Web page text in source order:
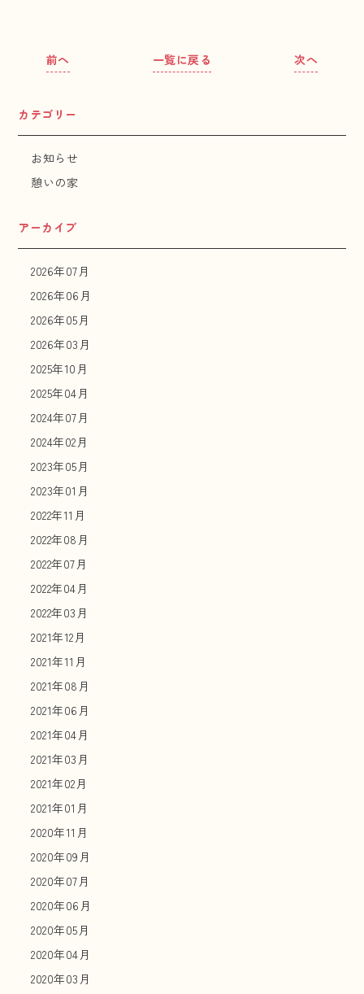
前へ 一覧に戻る 次へ
カテゴリー
お知らせ
憩いの家
アーカイブ
2026年07月
2026年06月
2026年05月
2026年03月
2025年10月
2025年04月
2024年07月
2024年02月
2023年05月
2023年01月
2022年11月
2022年08月
2022年07月
2022年04月
2022年03月
2021年12月
2021年11月
2021年08月
2021年06月
2021年04月
2021年03月
2021年02月
2021年01月
2020年11月
2020年09月
2020年07月
2020年06月
2020年05月
2020年04月
2020年03月